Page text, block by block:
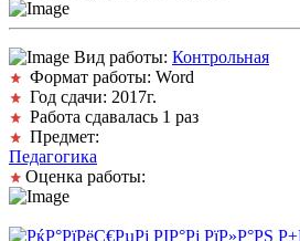
Вид работы: Контрольная
Формат работы: Word
Год сдачи: 2017г.
Работа сдавалась 1 раз
Предмет:
Педагогика
Оценка работы: